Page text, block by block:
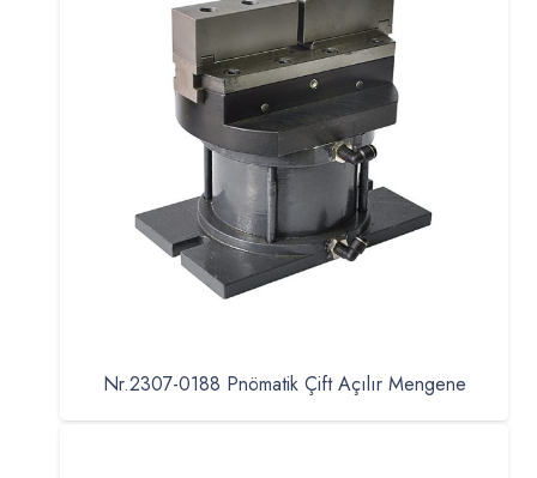
Nr.2307-0188 Pnömatik Çift Açılır Mengene